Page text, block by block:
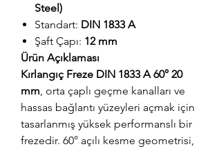
Steel)
Standart: DIN 1833 A
Şaft Çapı: 12 mm
Ürün Açıklaması
Kırlangıç Freze DIN 1833 A 60° 20
mm , orta çaplı geçme kanalları ve
hassas bağlantı yüzeyleri açmak için
tasarlanmış yüksek performanslı bir
frezedir. 60° açılı kesme geometrisi,